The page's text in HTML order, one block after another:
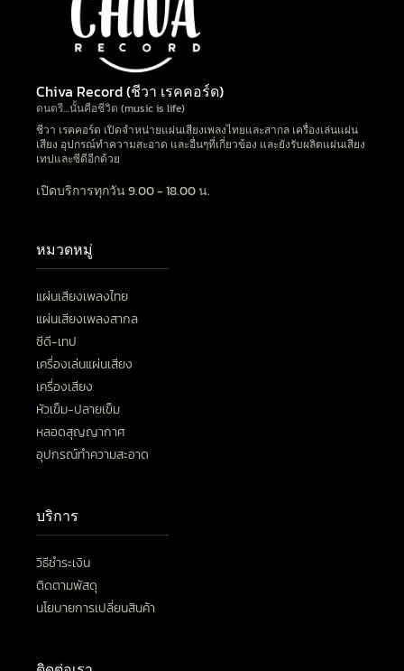
Chiva Record (ชีวา เรคคอร์ด)
ดนตรี…นั้นคือชีวิต (music is life)
ชีวา เรคคอร์ด เปิดจำหน่ายแผ่นเสียงเพลงไทยและสากล เครื่องเล่นแผ่น
เสียง อุปกรณ์ทำความสะอาด และอื่นๆที่เกี่ยวข้อง และยังรับผลิตแผ่นเสียง
เทปและซีดีอีกด้วย
เปิดบริการทุกวัน 9.00 - 18.00 น.
หมวดหมู่
แผ่นเสียงเพลงไทย
แผ่นเสียงเพลงสากล
ซีดี-เทป
เครื่องเล่นแผ่นเสียง
เครื่องเสียง
หัวเข็ม-ปลายเข็ม
หลอดสุญญากาศ
อุปกรณ์ทำความสะอาด
บริการ
วิธีชำระเงิน
ติดตามพัสดุ
นโยบายการเปลี่ยนสินค้า